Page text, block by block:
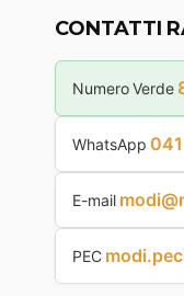
CONTATTI
Numero Verde
WhatsApp
E-mail
PEC